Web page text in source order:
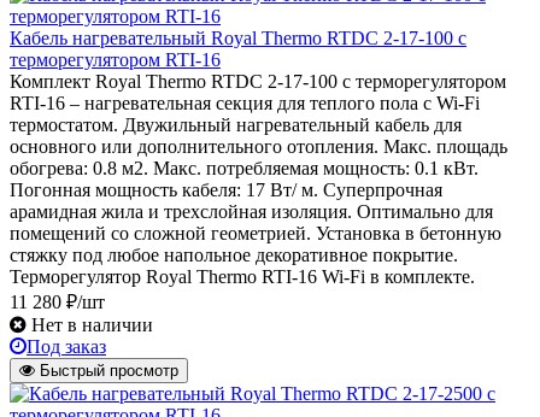
Кабель нагревательный Royal Thermo RTDC 2-17-100 с
терморегулятором RTI-16
Комплект Royal Thermo RTDC 2-17-100 с терморегулятором
RTI-16 – нагревательная секция для теплого пола с Wi-Fi
термостатом. Двужильный нагревательный кабель для
основного или дополнительного отопления. Макс. площадь
обогрева: 0.8 м2. Макс. потребляемая мощность: 0.1 кВт.
Погонная мощность кабеля: 17 Вт/ м. Суперпрочная
арамидная жила и трехслойная изоляция. Оптимально для
помещений со сложной геометрией. Установка в бетонную
стяжку под любое напольное декоративное покрытие.
Терморегулятор Royal Thermo RTI-16 Wi-Fi в комплекте.
11 280 ₽/шт
Нет в наличии
Под заказ
Быстрый просмотр